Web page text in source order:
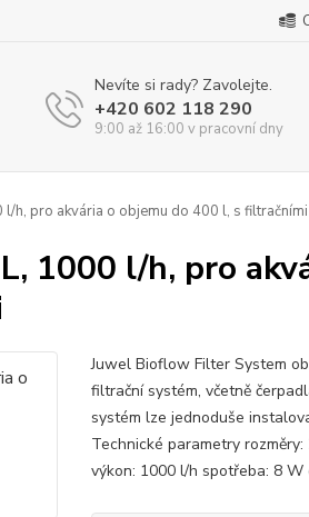
Nevíte si rady? Zavolejte.
+420 602 118 290
9:00 až 16:00 v pracovní dny
h, pro akvária o objemu do 400 l, s
1000 l/h, pro
Juwel Bioflow Filter System
filtrační systém, včetně
systém lze jednoduše
Technické parametry
výkon: 1000 l/h spotřeba: 8 W